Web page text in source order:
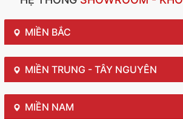
MIỀN BẮC
MIỀN TRUNG - TÂY NGUYÊN
MIỀN NAM